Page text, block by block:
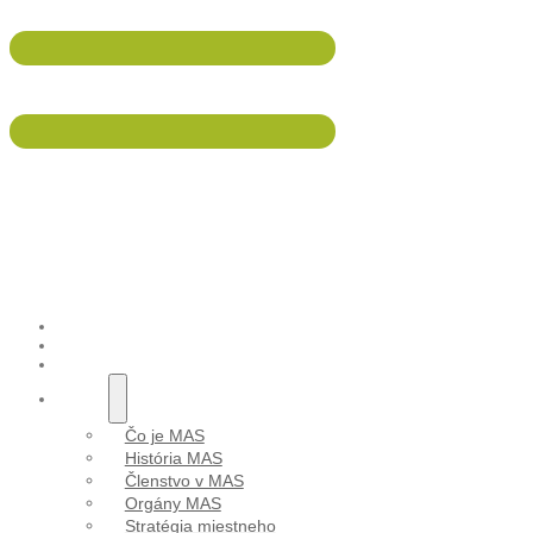
Čo je MAS
História MAS
Členstvo v MAS
Orgány MAS
Stratégia miestneho